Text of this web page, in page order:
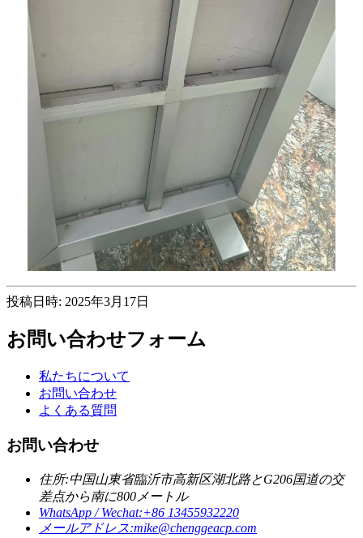
投稿日時: 2025年3月17日
お問い合わせフォーム
私たちについて
お問い合わせ
よくある質問
お問い合わせ
住所:中国山東省臨沂市高新区湖北路とG206国道の交
差点から南に800メートル
WhatsApp / Wechat:+86 13455932220
メールアドレス:mike@chenggeacp.com